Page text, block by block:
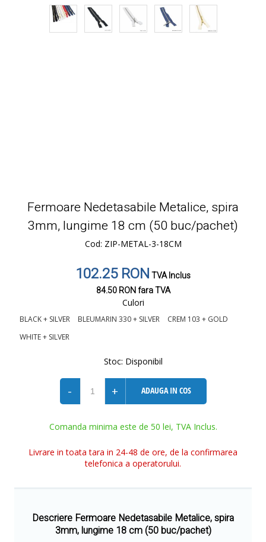
Fermoare Nedetasabile Metalice, spira
3mm, lungime 18 cm (50 buc/pachet)
Cod: ZIP-METAL-3-18CM
102.25 RONTVA Inclus
84.50 RONfara TVA
Culori
BLACK + SILVER BLEUMARIN 330 + SILVER
CREM 103 + GOLD
WHITE + SILVER
Stoc: Disponibil
- + ADAUGA IN COS
Comanda minima este de 50 lei, TVA Inclus.
Livrare in toata tara in 24-48 de ore, de la confirmarea
telefonica a operatorului.
Descriere Fermoare Nedetasabile Metalice, spira
3mm, lungime 18 cm (50 buc/pachet)